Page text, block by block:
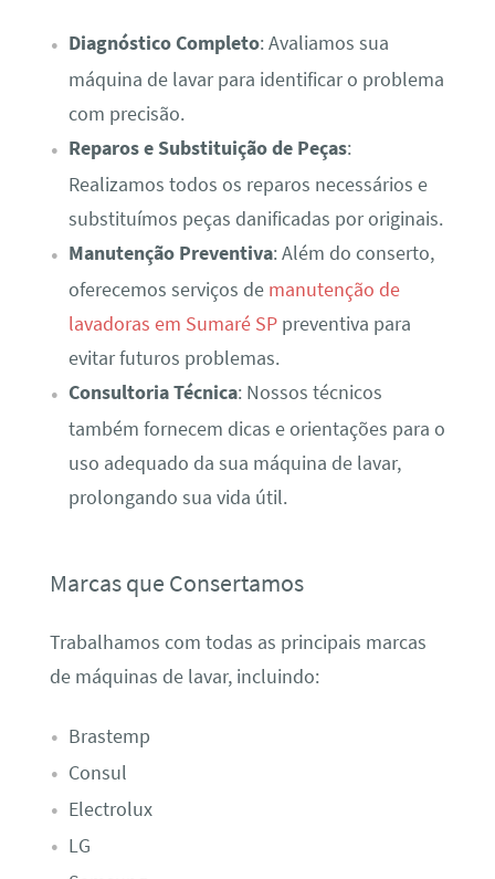
Diagnóstico Completo: Avaliamos sua
máquina de lavar para identificar o problema
com precisão.
Reparos e Substituição de Peças:
Realizamos todos os reparos necessários e
substituímos peças danificadas por originais.
Manutenção Preventiva: Além do conserto,
oferecemos serviços de manutenção de
lavadoras em Sumaré SPpreventiva para
evitar futuros problemas.
Consultoria Técnica: Nossos técnicos
também fornecem dicas e orientações para o
uso adequado da sua máquina de lavar,
prolongando sua vida útil.
Marcas que Consertamos
Trabalhamos com todas as principais marcas
de máquinas de lavar, incluindo:
Brastemp
Consul
Electrolux
LG